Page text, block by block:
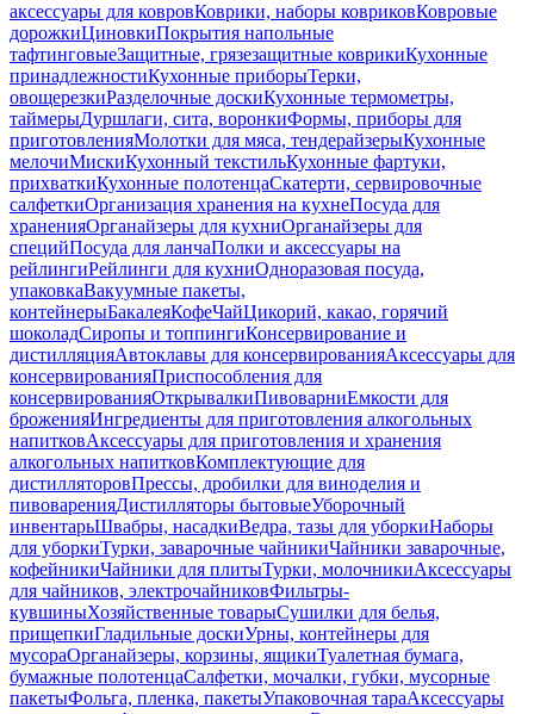
аксессуары для ковровКоврики, наборы ковриковКовровые
дорожкиЦиновкиПокрытия напольные
тафтинговыеЗащитные, грязезащитные коврикиКухонные
принадлежностиКухонные приборыТерки,
овощерезкиРазделочные доскиКухонные термометры,
таймерыДуршлаги, сита, воронкиФормы, приборы для
приготовленияМолотки для мяса, тендерайзерыКухонные
мелочиМискиКухонный текстильКухонные фартуки,
прихваткиКухонные полотенцаСкатерти, сервировочные
салфеткиОрганизация хранения на кухнеПосуда для
храненияОрганайзеры для кухниОрганайзеры для
специйПосуда для ланчаПолки и аксессуары на
рейлингиРейлинги для кухниОдноразовая посуда,
упаковкаВакуумные пакеты,
контейнерыБакалеяКофеЧайЦикорий, какао, горячий
шоколадСиропы и топпингиКонсервирование и
дистилляцияАвтоклавы для консервированияАксессуары для
консервированияПриспособления для
консервированияОткрывалкиПивоварниЕмкости для
броженияИнгредиенты для приготовления алкогольных
напитковАксессуары для приготовления и хранения
алкогольных напитковКомплектующие для
дистилляторовПрессы, дробилки для виноделия и
пивоваренияДистилляторы бытовыеУборочный
инвентарьШвабры, насадкиВедра, тазы для уборкиНаборы
для уборкиТурки, заварочные чайникиЧайники заварочные,
кофейникиЧайники для плитыТурки, молочникиАксессуары
для чайников, электрочайниковФильтры-
кувшиныХозяйственные товарыСушилки для белья,
прищепкиГладильные доскиУрны, контейнеры для
мусораОрганайзеры, корзины, ящикиТуалетная бумага,
бумажные полотенцаСалфетки, мочалки, губки, мусорные
пакетыФольга, пленка, пакетыУпаковочная тараАксессуары